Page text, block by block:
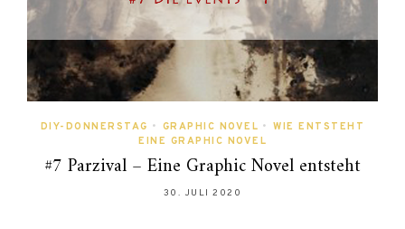
DIY-DONNERSTAG • GRAPHIC NOVEL • WIE ENTSTEHT
EINE GRAPHIC NOVEL
#7 Parzival – Eine Graphic Novel entsteht
30. JULI 2020